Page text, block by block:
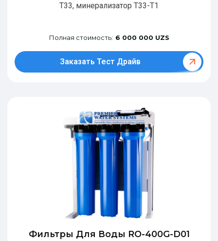
T33, минерализатор Т33-Т1
Полная стоимость: 6 000 000 UZS
Заказать Тест Драйв
Фильтры Для Воды RO-400G-D01